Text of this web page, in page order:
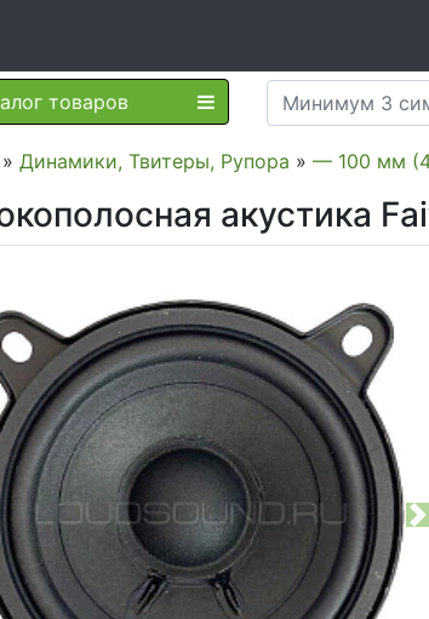
товаров
» Динамики, Твитеры, Рупора » — 100 мм
акустика